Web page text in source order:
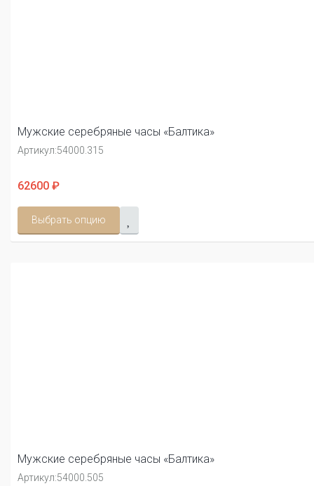
Мужские серебряные часы «Балтика»
Артикул:54000.315
62600 ₽
Выбрать опцию
Мужские серебряные часы «Балтика»
Артикул:54000.505